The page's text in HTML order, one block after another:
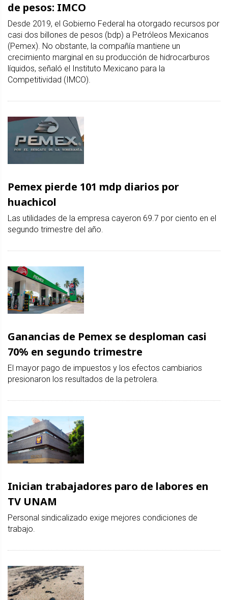
de pesos: IMCO
Desde 2019, el Gobierno Federal ha otorgado recursos por
casi dos billones de pesos (bdp) a Petróleos Mexicanos
(Pemex). No obstante, la compañía mantiene un
crecimiento marginal en su producción de hidrocarburos
líquidos, señaló el Instituto Mexicano para la
Competitividad (IMCO).
Pemex pierde 101 mdp diarios por
huachicol
Las utilidades de la empresa cayeron 69.7 por ciento en el
segundo trimestre del año.
Ganancias de Pemex se desploman casi
70% en segundo trimestre
El mayor pago de impuestos y los efectos cambiarios
presionaron los resultados de la petrolera.
Inician trabajadores paro de labores en
TV UNAM
Personal sindicalizado exige mejores condiciones de
trabajo.